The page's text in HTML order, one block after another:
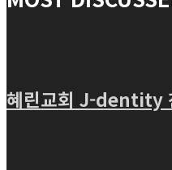
혜린교회 J-dentity